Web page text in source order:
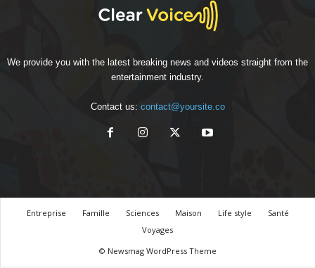
We provide you with the latest breaking news and videos straight from the
entertainment industry.
Contact us: contact@yoursite.co
Entreprise Famille Sciences Maison Life style
Santé
Voyages
© Newsmag WordPress Theme